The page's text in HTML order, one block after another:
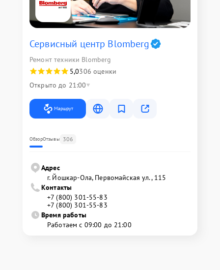
Сервисный центр Blomberg
Ремонт техники Blomberg
5,0306 оценки
Открыто до 21:00
Маршрут
ОбзорОтзывы 306
Адрес
г. Йошкар-Ола, Первомайская ул., 115
Контакты
+7 (800) 301-55-83
+7 (800) 301-55-83
Время работы
Работаем с 09:00 до 21:00